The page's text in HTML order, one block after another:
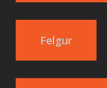
Felgur